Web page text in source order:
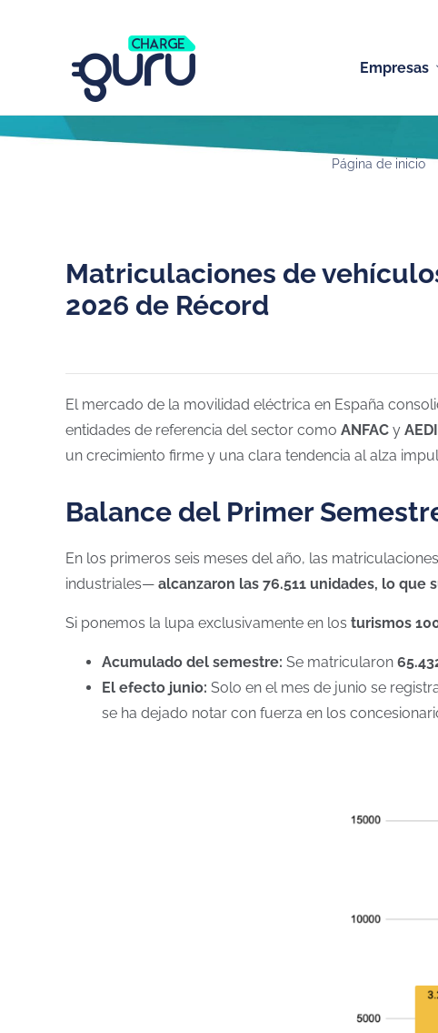
Empresas
Página de inicio
Matriculaciones de
2026 de Récord
El mercado de la movilidad eléctrica en España
entidades de referencia del sector como ANFAC y
un crecimiento firme y una clara tendencia al alza
Balance del Primer
En los primeros seis meses del año, las
industriales— alcanzaron las 76.511 unidades, lo que
Si ponemos la lupa exclusivamente en los turismos
Acumulado del semestre: Se matricularon
El efecto junio: Solo en el mes de junio se
se ha dejado notar con fuerza en los